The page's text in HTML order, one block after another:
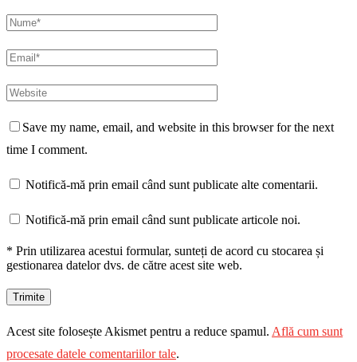
Save my name, email, and website in this browser for the next
time I comment.
Notifică-mă prin email când sunt publicate alte comentarii.
Notifică-mă prin email când sunt publicate articole noi.
* Prin utilizarea acestui formular, sunteți de acord cu stocarea și
gestionarea datelor dvs. de către acest site web.
Acest site folosește Akismet pentru a reduce spamul. Află cum sunt
procesate datele comentariilor tale.